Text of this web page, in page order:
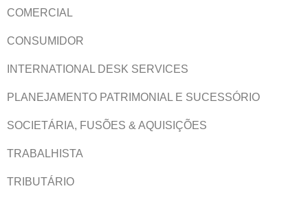
COMERCIAL
CONSUMIDOR
INTERNATIONAL DESK SERVICES
PLANEJAMENTO PATRIMONIAL E SUCESSÓRIO
SOCIETÁRIA, FUSÕES & AQUISIÇÕES
TRABALHISTA
TRIBUTÁRIO